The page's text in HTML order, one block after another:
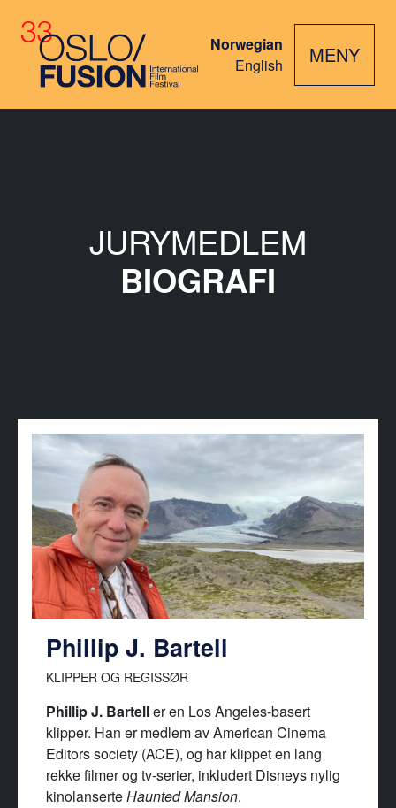
Norwegian
English
MENY
JURYMEDLEM
BIOGRAFI
Phillip J. Bartell
KLIPPER OG REGISSØR
Phillip J. Barteller en Los Angeles-basert
klipper. Han er medlem av American Cinema
Editors society (ACE), og har klippet en lang
rekke filmer og tv-serier, inkludert Disneys nylig
kinolanserteHaunted Mansion.